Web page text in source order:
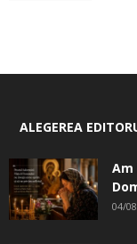
ALEGEREA
04/